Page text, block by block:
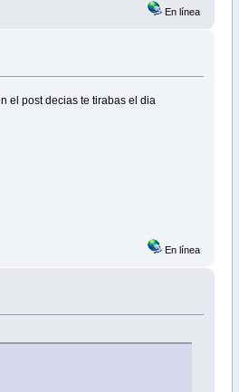
En línea
el post decias te tirabas el dia
En línea